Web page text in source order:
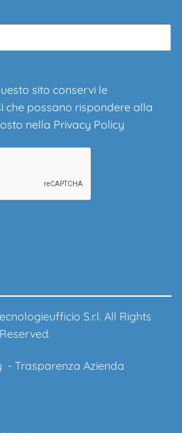
sito conservi le
che possano rispondere alla
nella Privacy Policy
S.r.l. All Rights
Reserved.
- Trasparenza Azienda